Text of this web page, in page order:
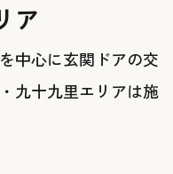
ア
中心に玄関ドアの交
九十九里エリアは施